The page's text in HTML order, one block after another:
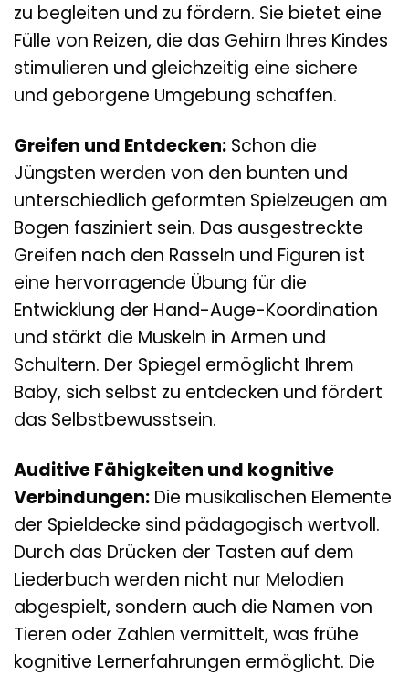
zu begleiten und zu fördern. Sie bietet eine
Fülle von Reizen, die das Gehirn Ihres Kindes
stimulieren und gleichzeitig eine sichere
und geborgene Umgebung schaffen.
Greifen und Entdecken: Schon die
Jüngsten werden von den bunten und
unterschiedlich geformten Spielzeugen am
Bogen fasziniert sein. Das ausgestreckte
Greifen nach den Rasseln und Figuren ist
eine hervorragende Übung für die
Entwicklung der Hand-Auge-Koordination
und stärkt die Muskeln in Armen und
Schultern. Der Spiegel ermöglicht Ihrem
Baby, sich selbst zu entdecken und fördert
das Selbstbewusstsein.
Auditive Fähigkeiten und kognitive
Verbindungen: Die musikalischen Elemente
der Spieldecke sind pädagogisch wertvoll.
Durch das Drücken der Tasten auf dem
Liederbuch werden nicht nur Melodien
abgespielt, sondern auch die Namen von
Tieren oder Zahlen vermittelt, was frühe
kognitive Lernerfahrungen ermöglicht. Die